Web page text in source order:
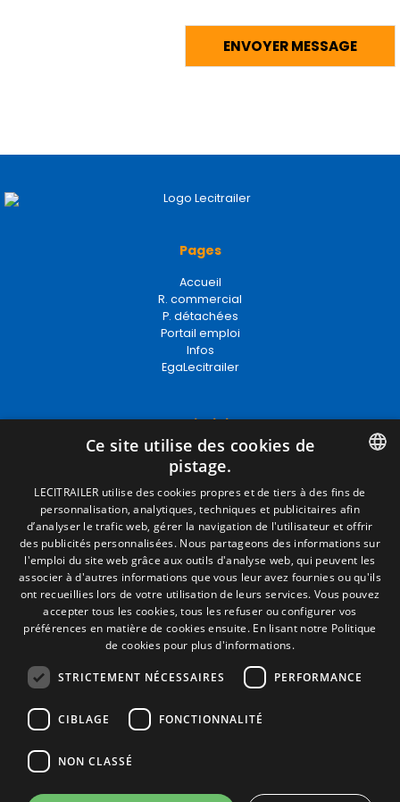
Pages
Accueil
R. commercial
P. détachées
Portail emploi
Infos
EgaLecitrailer
Termes juridiques
Mentions Légales
Politique de Confidentialité
Politique de Cookies
Conditions générales de vente
Gérer les cookies
Contact
Camino de los Huertos, S/N. Apdo 100
50620 - Casetas (Zaragoza) SPAIN
+(34) 976 462 121
SPANISH
ENGLISH
FRENCH
ITALIAN
PORTUGUESE
Ce site utilise des cookies de
pistage.
LECITRAILER utilise des cookies propres et de tiers à des fins de
personnalisation, analytiques, techniques et publicitaires afin
d’analyser le trafic web, gérer la navigation de l'utilisateur et offrir
des publicités personnalisées. Nous partageons des informations sur
l'emploi du site web grâce aux outils d'analyse web, qui peuvent les
associer à d'autres informations que vous leur avez fournies ou qu'ils
ont recueillies lors de votre utilisation de leurs services. Vous pouvez
accepter tous les cookies, tous les refuser ou configurer vos
préférences en matière de cookies ensuite. En lisant notre Politique
de cookies pour plus d'informations.
STRICTEMENT NÉCESSAIRES PERFORMANCE
CIBLAGE FONCTIONNALITÉ
NON CLASSÉ